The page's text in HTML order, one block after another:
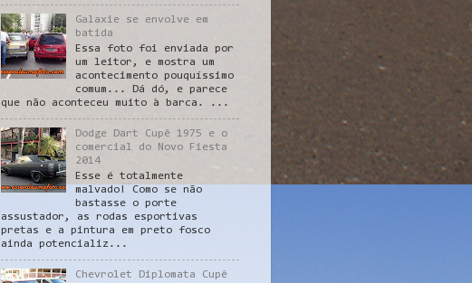
Galaxie se envolve em
batida
Essa foto foi enviada por
um leitor, e mostra um
acontecimento pouquíssimo
comum... Dá dó, e parece
que não aconteceu muito à barca. ...
Dodge Dart Cupê 1975 e o
comercial do Novo Fiesta
2014
Esse é totalmente
malvado! Como se não
bastasse o porte
assustador, as rodas esportivas
pretas e a pintura em preto fosco
ainda potencializ...
Chevrolet Diplomata Cupê